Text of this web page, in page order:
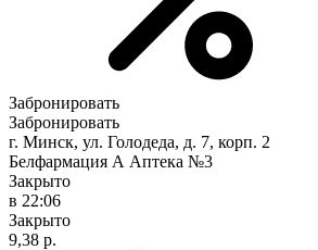
Забронировать
Забронировать
г. Минск, ул. Голодеда, д. 7, корп. 2
Белфармация А Аптека №3
Закрыто
в 22:06
Закрыто
9,38 р.